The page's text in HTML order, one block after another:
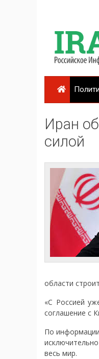
Иран
силой
области
«С Россией
соглашение с
По информации
весь мир.